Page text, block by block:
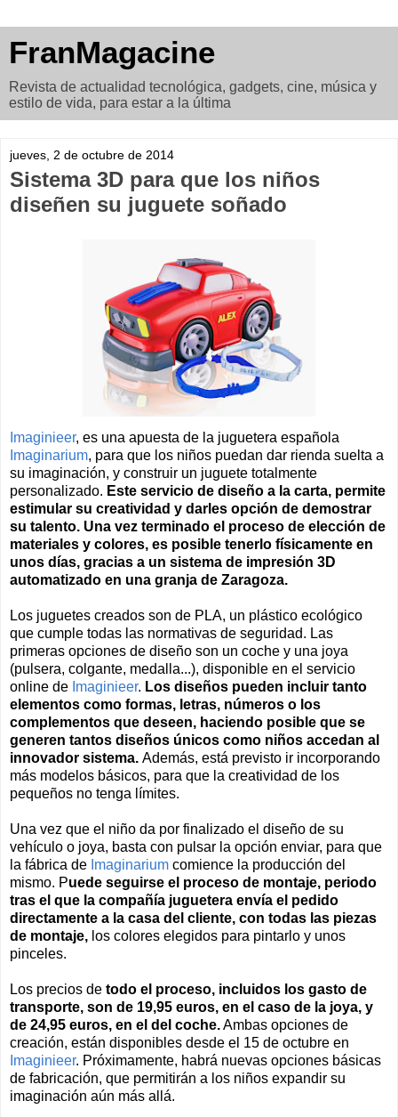
FranMagacine
Revista de actualidad tecnológica, gadgets, cine, música y
estilo de vida, para estar a la última
jueves, 2 de octubre de 2014
Sistema 3D para que los niños
diseñen su juguete soñado
Imaginieer, es una apuesta de la juguetera española
Imaginarium, para que los niños puedan dar rienda suelta a
su imaginación, y construir un juguete totalmente
personalizado. Este servicio de diseño a la carta, permite
estimular su creatividad y darles opción de demostrar
su talento. Una vez terminado el proceso de elección de
materiales y colores, es posible tenerlo físicamente en
unos días, gracias a un sistema de impresión 3D
automatizado en una granja de Zaragoza.
Los juguetes creados son de PLA, un plástico ecológico
que cumple todas las normativas de seguridad. Las
primeras opciones de diseño son un coche y una joya
(pulsera, colgante, medalla...), disponible en el servicio
online de Imaginieer. Los diseños pueden incluir tanto
elementos como formas, letras, números o los
complementos que deseen, haciendo posible que se
generen tantos diseños únicos como niños accedan al
innovador sistema. Además, está previsto ir incorporando
más modelos básicos, para que la creatividad de los
pequeños no tenga límites.
Una vez que el niño da por finalizado el diseño de su
vehículo o joya, basta con pulsar la opción enviar, para que
la fábrica de Imaginarium comience la producción del
mismo. Puede seguirse el proceso de montaje, periodo
tras el que la compañía juguetera envía el pedido
directamente a la casa del cliente, con todas las piezas
de montaje, los colores elegidos para pintarlo y unos
pinceles.
Los precios de todo el proceso, incluidos los gasto de
transporte, son de 19,95 euros, en el caso de la joya, y
de 24,95 euros, en el del coche.Ambas opciones de
creación, están disponibles desde el 15 de octubre en
Imaginieer. Próximamente, habrá nuevas opciones básicas
de fabricación, que permitirán a los niños expandir su
imaginación aún más allá.